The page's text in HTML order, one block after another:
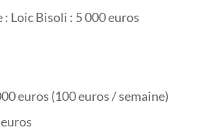
Loic Bisoli : 5 000 euros
euros (100 euros / semaine)